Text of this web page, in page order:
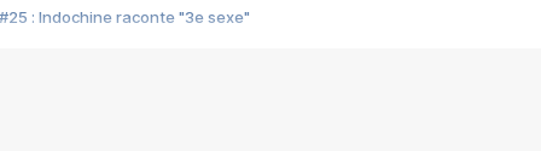
#25 : Indochine raconte "3e sexe"